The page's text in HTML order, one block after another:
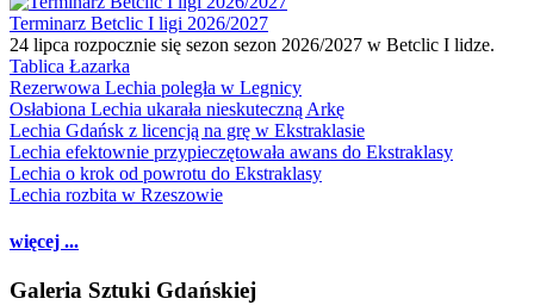
Terminarz Betclic I ligi 2026/2027
24 lipca rozpocznie się sezon sezon 2026/2027 w Betclic I lidze.
Tablica Łazarka
Rezerwowa Lechia poległa w Legnicy
Osłabiona Lechia ukarała nieskuteczną Arkę
Lechia Gdańsk z licencją na grę w Ekstraklasie
Lechia efektownie przypieczętowała awans do Ekstraklasy
Lechia o krok od powrotu do Ekstraklasy
Lechia rozbita w Rzeszowie
więcej ...
Galeria Sztuki Gdańskiej